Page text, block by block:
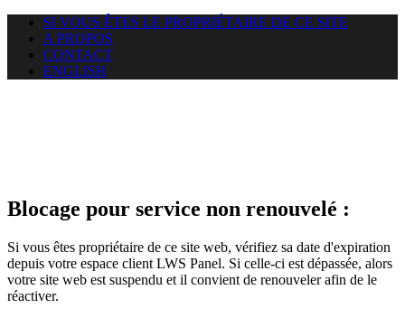
SI VOUS ÊTES LE PROPRIÉTAIRE DE CE SITE
A PROPOS
CONTACT
ENGLISH
Blocage pour service non renouvelé :
Si vous êtes propriétaire de ce site web, vérifiez sa date d'expiration
depuis votre espace client LWS Panel. Si celle-ci est dépassée, alors
votre site web est suspendu et il convient de renouveler afin de le
réactiver.